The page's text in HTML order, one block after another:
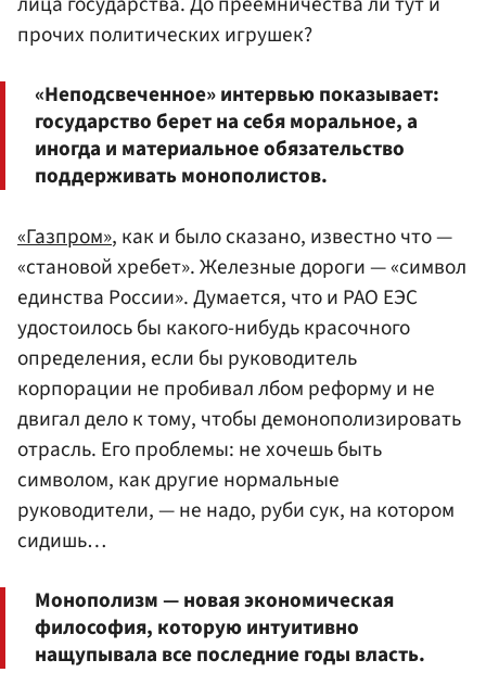
прочих политических игрушек?
«Неподсвеченное» интервью показывает:
государство берет на себя моральное, а
иногда и материальное обязательство
поддерживать монополистов.
«Газпром», как и было сказано, известно что —
«становой хребет». Железные дороги — «символ
единства России». Думается, что и РАО ЕЭС
удостоилось бы какого-нибудь красочного
определения, если бы руководитель
корпорации не пробивал лбом реформу и не
двигал дело к тому, чтобы демонополизировать
отрасль. Его проблемы: не хочешь быть
символом, как другие нормальные
руководители, — не надо, руби сук, на котором
сидишь…
Монополизм — новая экономическая
философия, которую интуитивно
нащупывала все последние годы власть.